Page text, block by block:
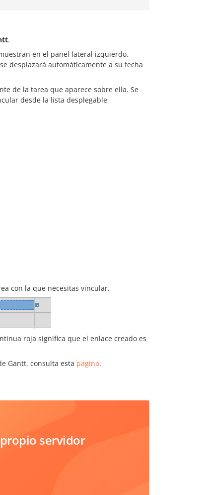
.
en el panel lateral izquierdo.
desplazará automáticamente a su fecha
de la tarea que aparece sobre ella. Se
desde la lista desplegable
con la que necesitas vincular.
roja significa que el enlace creado es
Gantt, consulta esta página.
propio servidor